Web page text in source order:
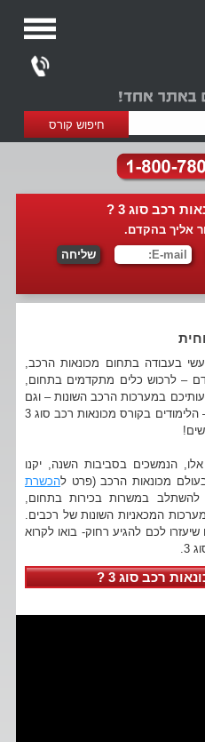
רכב סוג 3 ?
אליך בהקדם.
בעבודה בתחום מכונאות הרכב,
– לרכוש כלים מתקדמים בתחום,
במערכות הרכב השונות – וגם
להתקדם בסולם הדרגות המקצועי – הלימודים בקורס מכונאות רכב סוג 3
הנמשכים בסביבות השנה, יקנו
מכונאות הרכב (פרט להכשרת
להשתלב במשרות בכירות בתחום,
המכאניות השונות של רכבים.
לכם להגיע רחוק- בואו לקרוא
3.
רכב סוג 3 ?